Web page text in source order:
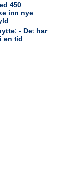
Technician -
450
inn nye
- Det har
en tid